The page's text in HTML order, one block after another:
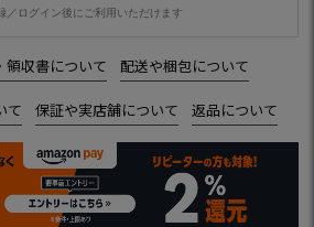
／ログイン後にご利用いただけます
領収書について 配送や梱包について
て 保証や実店舗について 返品について